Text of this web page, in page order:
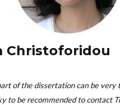
Christoforidou
of the dissertation can be very
to be recommended to contact